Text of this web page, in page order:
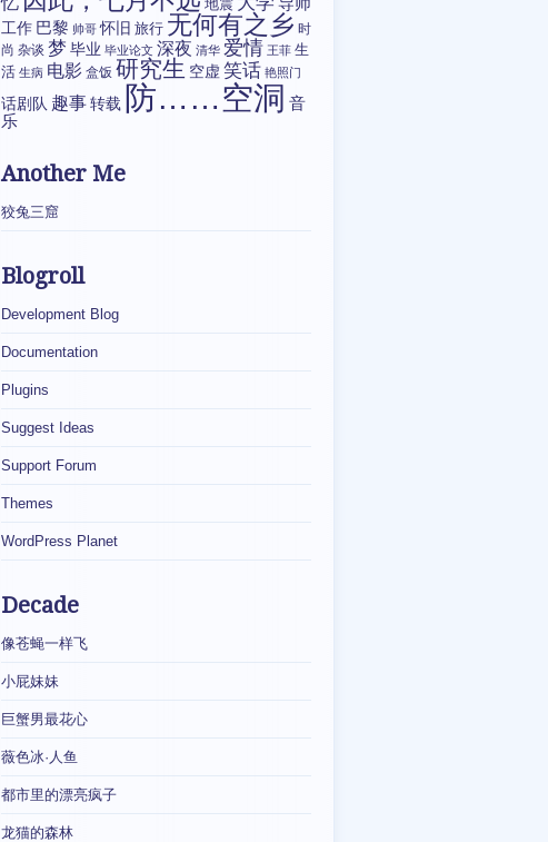
地震
工作 巴黎 帅哥 怀旧 旅行 无何有之乡 时
尚 杂谈 梦 毕业 毕业论文 深夜 清华 爱情 王菲 生
活 生病 电影 盒饭 研究生 空虚 笑话 艳照门
话剧队 趣事转载 防……空洞 音
乐
Another Me
狡兔三窟
Blogroll
Development Blog
Documentation
Plugins
Suggest Ideas
Support Forum
Themes
WordPress Planet
Decade
像苍蝇一样飞
小屁妹妹
巨蟹男最花心
薇色冰·人鱼
都市里的漂亮疯子
龙猫的森林